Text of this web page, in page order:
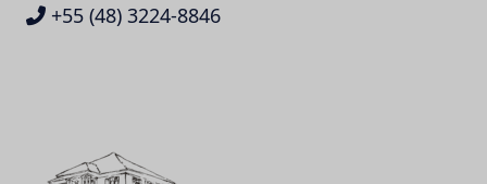
+55 (48) 3224-8846